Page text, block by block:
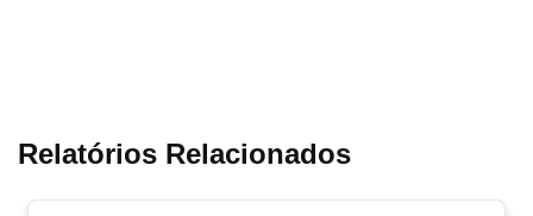
Relatórios Relacionados